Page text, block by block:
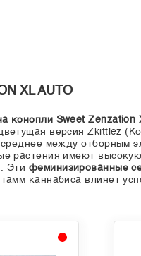
XL AUTO
конопли Sweet Zenzation
версия Zkittlez
между отборным
растения имеют
Эти феминизированные
каннабиса влияет